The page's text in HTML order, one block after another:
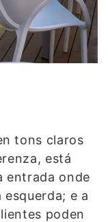
tons claros
está
entrada onde
e a
poden